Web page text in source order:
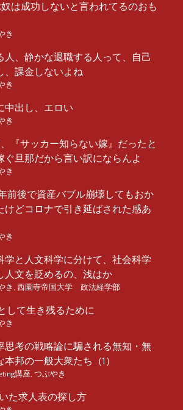
は成功しないと言われてるのおも
き
人、静かな退職する人って、自己
、課金しないよね
き
中出し、エロい
き
『サッカー知らない嫁』だったと
ぐ旦那だから言い訳にならんよ
き
前後で資産バブル崩壊してもおか
けどコロナで引き延ばされた感あ
き
学と人文科学に分けて、社会科学
人文を貶めるの、浅はか
き 西園寺帝国大学 政法経学部
して生き残るために
き
思考の戦略論に騙される無知・無
邦の一般大衆たち（1）
講座 つぶやき
た求人表の探し方